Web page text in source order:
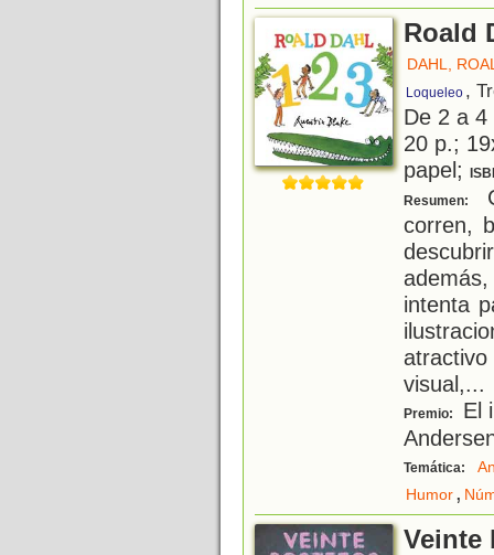
Roald
DAHL,
Loqueleo ,
De 2 a
20 p.;
papel;
Resumen:
corren,
intenta
visual,...
Premio:
El
Temática:
Humor,
Veinte